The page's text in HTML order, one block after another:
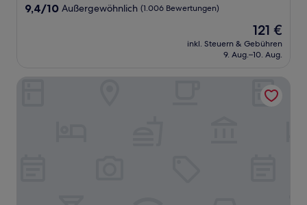
9.4
9,4/10 Außergewöhnlich (1.006 Bewertungen)
Der
Preis
beträgt
121 €
inkl. Steuern & Gebühren
9. Aug.–10. Aug.